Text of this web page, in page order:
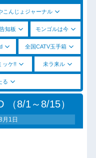
こんじょジャーナル
知板 モンゴルは今
全国CATV玉手箱
ッケ!! 未ラ来ル
る
（8/1～8/15）
月1日